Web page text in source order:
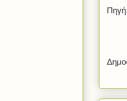
Πηγή